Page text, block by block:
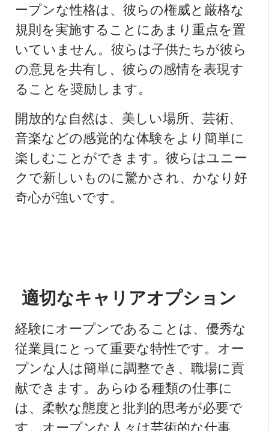
ープンな性格は、彼らの権威と厳格な
規則を実施することにあまり重点を置
いていません。彼らは子供たちが彼ら
の意見を共有し、彼らの感情を表現す
ることを奨励します。
開放的な自然は、美しい場所、芸術、
音楽などの感覚的な体験をより簡単に
楽しむことができます。彼らはユニー
クで新しいものに驚かされ、かなり好
奇心が強いです。
適切なキャリアオプション
経験にオープンであることは、優秀な
従業員にとって重要な特性です。オー
プンな人は簡単に調整でき、職場に貢
献できます。あらゆる種類の仕事に
は、柔軟な態度と批判的思考が必要で
す。オープンな人々は芸術的な仕事、